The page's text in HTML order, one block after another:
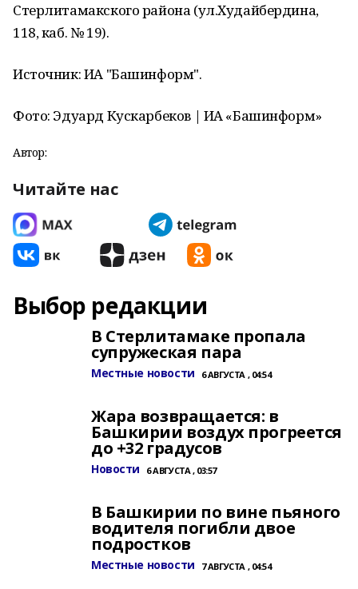
Стерлитамакского района (ул.Худайбердина,
118, каб. № 19).
Источник: ИА "Башинформ".
Фото: Эдуард Кускарбеков | ИА «Башинформ»
Автор:
Читайте нас
Выбор редакции
В Стерлитамаке пропала
супружеская пара
Местные новости 6 АВГУСТА , 04:54
Жара возвращается: в
Башкирии воздух прогреется
до +32 градусов
Новости 6 АВГУСТА , 03:57
В Башкирии по вине пьяного
водителя погибли двое
подростков
Местные новости 7 АВГУСТА , 04:54